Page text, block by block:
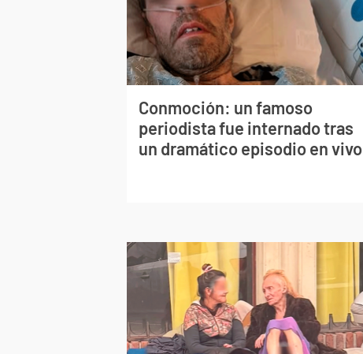
Conmoción: un famoso
periodista fue internado tras
un dramático episodio en vivo